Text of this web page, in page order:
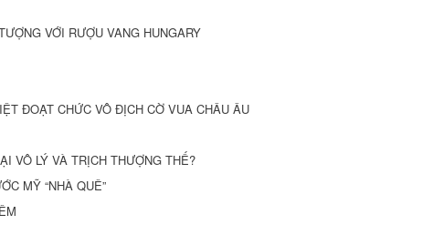
VỚI RƯỢU VANG HUNGARY
ĐOẠT CHỨC VÔ ĐỊCH CỜ VUA CHÂU ÂU
VÔ LÝ VÀ TRỊCH THƯỢNG THẾ?
MỸ “NHÀ QUÊ”